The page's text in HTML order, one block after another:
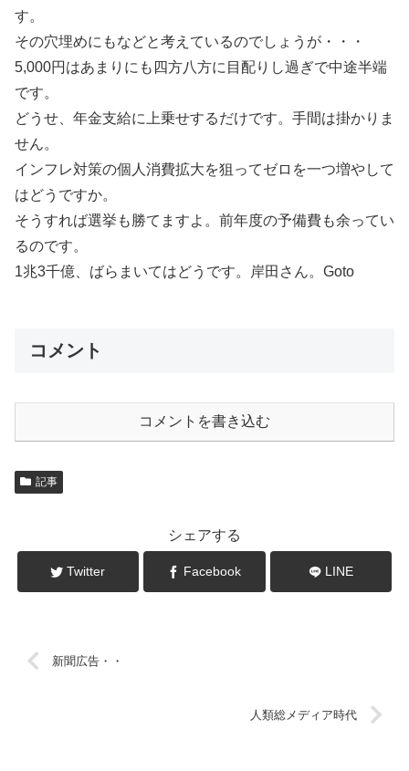
す。
その穴埋めにもなどと考えているのでしょうが・・・
5,000円はあまりにも四方八方に目配りし過ぎで中途半端
です。
どうせ、年金支給に上乗せするだけです。手間は掛かりま
せん。
インフレ対策の個人消費拡大を狙ってゼロを一つ増やして
はどうですか。
そうすれば選挙も勝てますよ。前年度の予備費も余ってい
るのです。
1兆3千億、ばらまいてはどうです。岸田さん。Goto
コメント
コメントを書き込む
記事
シェアする
Twitter Facebook LINE
新聞広告・・
人類総メディア時代